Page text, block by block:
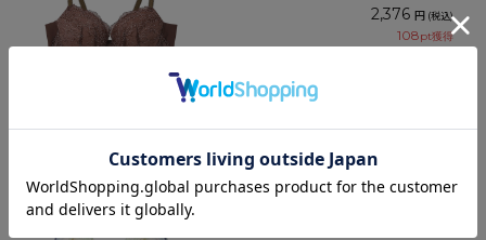
2,376 円 (税込)
108pt獲得
BXB475｜ワコール 夏めくブラ BXB475シ
リーズ ブラジャー単品 ABCDEFカップ ア
ンダー65/70/75/80/85cm